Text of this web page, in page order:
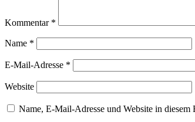
Kommentar *
Name *
E-Mail-Adresse *
Website
Name, E-Mail-Adresse und Website in